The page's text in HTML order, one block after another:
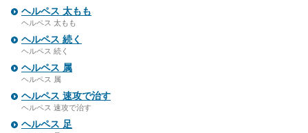
ヘルペス 太もも
ヘルペス 太もも
ヘルペス 続く
ヘルペス 続く
ヘルペス 属
ヘルペス 属
ヘルペス 速攻で治す
ヘルペス 速攻で治す
ヘルペス 足